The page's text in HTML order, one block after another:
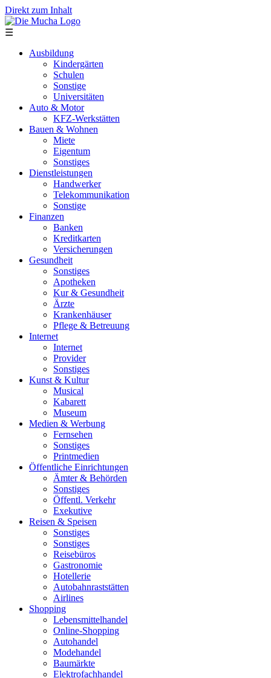
Direkt zum Inhalt
☰
Ausbildung
Kindergärten
Schulen
Sonstige
Universitäten
Auto & Motor
KFZ-Werkstätten
Bauen & Wohnen
Miete
Eigentum
Sonstiges
Dienstleistungen
Handwerker
Telekommunikation
Sonstige
Finanzen
Banken
Kreditkarten
Versicherungen
Gesundheit
Sonstiges
Apotheken
Kur & Gesundheit
Ärzte
Krankenhäuser
Pflege & Betreuung
Internet
Internet
Provider
Sonstiges
Kunst & Kultur
Musical
Kabarett
Museum
Medien & Werbung
Fernsehen
Sonstiges
Printmedien
Öffentliche Einrichtungen
Ämter & Behörden
Sonstiges
Öffentl. Verkehr
Exekutive
Reisen & Speisen
Sonstiges
Sonstiges
Reisebüros
Gastronomie
Hotellerie
Autobahnraststätten
Airlines
Shopping
Lebensmittelhandel
Online-Shopping
Autohandel
Modehandel
Baumärkte
Elektrofachhandel